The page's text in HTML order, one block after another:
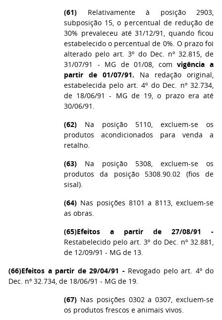
(61) Relativamente à posição 2903,
subposição 15, o percentual de redução de
30% prevaleceu até 31/12/91, quando ficou
estabelecido o percentual de 0%. O prazo foi
alterado pelo art. 3º do Dec. nº 32.815, de
31/07/91 - MG de 01/08, comvigência a
partir de 01/07/91. Na redação original,
estabelecida pelo art. 4º do Dec. nº 32.734,
de 18/06/91 - MG de 19, o prazo era até
30/06/91.
(62) Na posição 5110, excluem-se os
produtos acondicionados para venda a
retalho.
(63) Na posição 5308, excluem-se os
produtos da posição 5308.90.02 (fios de
sisal).
(64) Nas posições 8101 a 8113, excluem-se
as obras.
(65)Efeitos a partir de 27/08/91 -
Restabelecido pelo art. 3º do Dec. nº 32.881,
de 12/09/91 - MG de 13.
(66)Efeitos a partir de 29/04/91 -Revogado pelo art. 4º do
Dec. nº 32.734, de 18/06/91 - MG de 19.
(67) Nas posições 0302 a 0307, excluem-se
os produtos frescos e animais vivos.